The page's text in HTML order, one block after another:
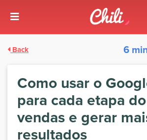
Back 6
Como usar o
para cada etapa
vendas e gerar
resultados